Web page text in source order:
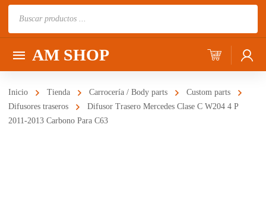
AM SHOP
Inicio Tienda Carrocería / Body parts
Custom parts
Difusores traseros
Difusor Trasero Mercedes Clase C W204 4 P
2011-2013 Carbono Para C63